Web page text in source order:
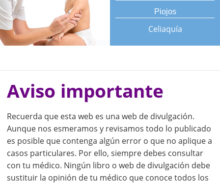
Piojos
Celiaquía
Aviso importante
Recuerda que esta web es una web de divulgación.
Aunque nos esmeramos y revisamos todo lo publicado
es posible que contenga algún error o que no aplique a
casos particulares. Por ello, siempre debes consultar
con tu médico. Ningún libro o web de divulgación debe
sustituir la opinión de tu médico que conoce todos los